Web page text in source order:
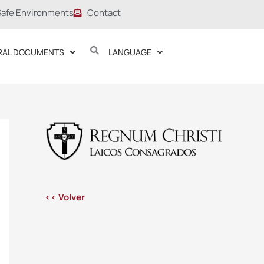
Environments Contact
DOCUMENTS LANGUAGE
<< Volver